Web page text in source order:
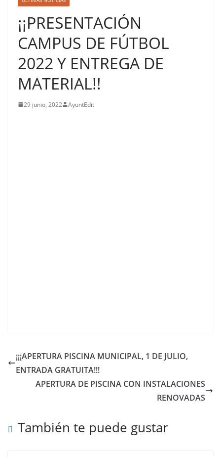
¡¡PRESENTACIÓN
CAMPUS DE FÚTBOL
2022 Y ENTREGA DE
MATERIAL!!
29 junio, 2022 AyuntEdit
¡¡¡APERTURA PISCINA MUNICIPAL, 1 DE JULIO,
ENTRADA GRATUITA!!!
APERTURA DE PISCINA CON INSTALACIONES
RENOVADAS
También te puede gustar